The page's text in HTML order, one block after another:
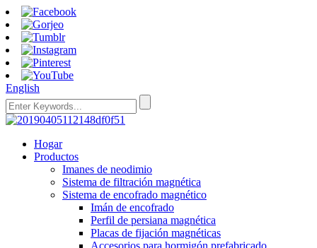
English
Hogar
Productos
Imanes de neodimio
Sistema de filtración magnética
Sistema de encofrado magnético
Imán de encofrado
Perfil de persiana magnética
Placas de fijación magnéticas
Accesorios para hormigón prefabricado